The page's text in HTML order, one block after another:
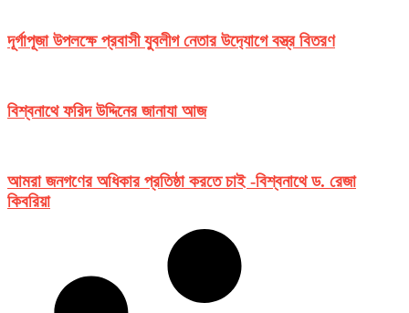
দূর্গাপূজা উপলক্ষে প্রবাসী যুবলীগ নেতার উদ‌্যোগে বস্ত্র বিতরণ
বিশ্বনাথে ফরিদ উদ্দিনের জানাযা আজ
আমরা জনগণের অধিকার প্রতিষ্ঠা করতে চাই -বিশ্বনাথে ড. রেজা
কিবরিয়া